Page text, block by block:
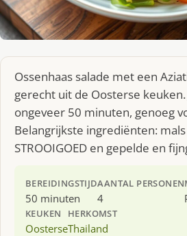
Ossenhaas salade met een
gerecht uit de Oosterse
ongeveer 50 minuten, genoeg
Belangrijkste ingrediënten:
STROOIGOED en gepelde en
BEREIDINGSTIJD
50 minuten
AANTAL PERSONEN
4
KEUKEN
Oosterse
HERKOMST
Thailand